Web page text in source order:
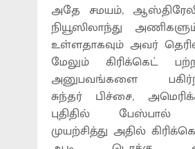
அதே சமயம்,
நியூஸிலாந்து
உள்ளதாகவும் அவர்
மேலும் கிரிக்கெட்
அனுபவங்களை
சுந்தர் பிச்சை,
புதிதில் பேஸ்பால்
முயற்சித்து அதில்